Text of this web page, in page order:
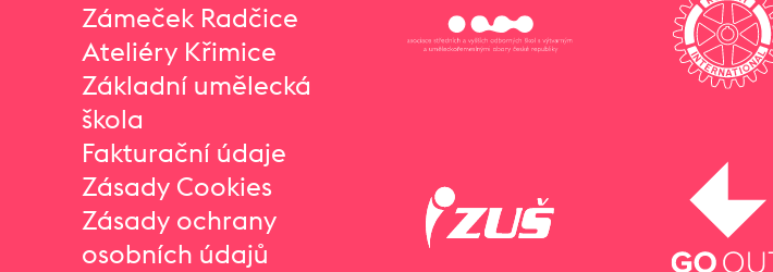
Zámeček Radčice
Ateliéry Křimice
Základní umělecká
škola
Fakturační údaje
Zásady Cookies
Zásady ochrany
osobních údajů